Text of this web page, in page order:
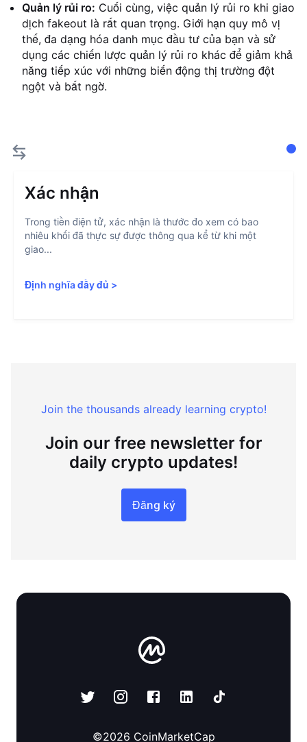
Quản lý rủi ro: Cuối cùng, việc quản lý rủi ro khi giao
dịch fakeout là rất quan trọng. Giới hạn quy mô vị
thế, đa dạng hóa danh mục đầu tư của bạn và sử
dụng các chiến lược quản lý rủi ro khác để giảm khả
năng tiếp xúc với những biến động thị trường đột
ngột và bất ngờ.
Xác nhận
Trong tiền điện tử, xác nhận là thước đo xem có bao
nhiêu khối đã thực sự được thông qua kể từ khi một
giao...
Định nghĩa đầy đủ >
Join the thousands already learning crypto!
Join our free newsletter for
daily crypto updates!
Đăng ký
©2026 CoinMarketCap